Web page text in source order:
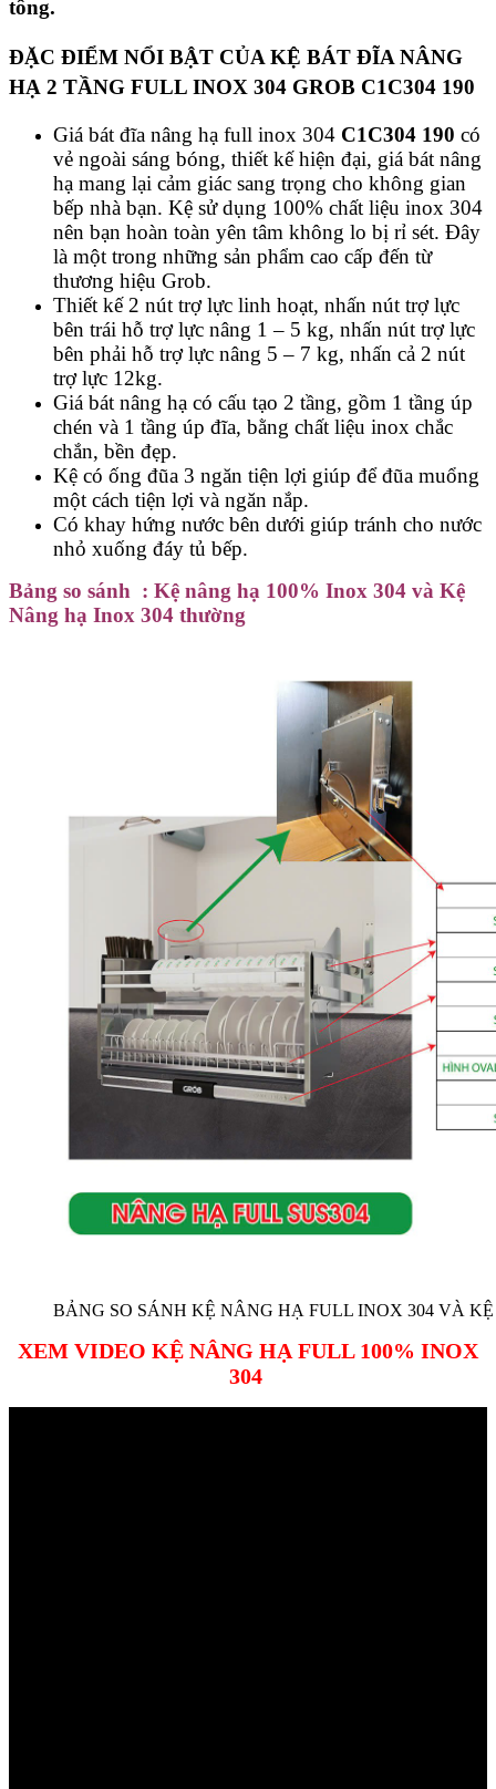
tông.
ĐẶC ĐIỂM NỔI BẬT CỦA KỆ BÁT ĐĨA NÂNG
HẠ 2 TẦNG FULL INOX 304 GROB C1C304 190
Giá bát đĩa nâng hạ full inox 304 C1C304 190 có
vẻ ngoài sáng bóng, thiết kế hiện đại, giá bát nâng
hạ mang lại cảm giác sang trọng cho không gian
bếp nhà bạn. Kệ sử dụng 100% chất liệu inox 304
nên bạn hoàn toàn yên tâm không lo bị rỉ sét. Đây
là một trong những sản phẩm cao cấp đến từ
thương hiệu Grob.
Thiết kế 2 nút trợ lực linh hoạt, nhấn nút trợ lực
bên trái hỗ trợ lực nâng 1 – 5 kg, nhấn nút trợ lực
bên phải hỗ trợ lực nâng 5 – 7 kg, nhấn cả 2 nút
trợ lực 12kg.
Giá bát nâng hạ có cấu tạo 2 tầng, gồm 1 tầng úp
chén và 1 tầng úp đĩa, bằng chất liệu inox chắc
chắn, bền đẹp.
Kệ có ống đũa 3 ngăn tiện lợi giúp để đũa muổng
một cách tiện lợi và ngăn nắp.
Có khay hứng nước bên dưới giúp tránh cho nước
nhỏ xuống đáy tủ bếp.
Bảng so sánh : Kệ nâng hạ 100% Inox 304 và Kệ
Nâng hạ Inox 304 thường
BẢNG SO SÁNH KỆ NÂNG HẠ FULL INOX 304 VÀ
XEM VIDEO KỆ NÂNG HẠ FULL 100% INOX
304